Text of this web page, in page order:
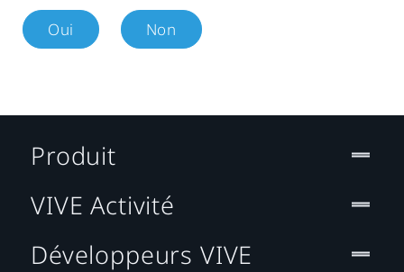
Oui Non
Produit
VIVE Activité
Développeurs VIVE